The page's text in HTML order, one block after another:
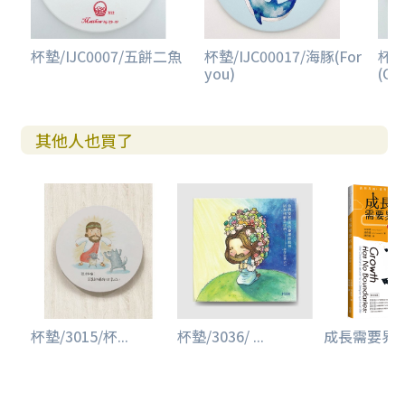
杯墊/IJC0007/五餅二魚 杯墊/IJC00017/海豚(For
you)
杯
其他人也買了
杯墊/3015/杯... 杯墊/3036/ ... 成長需要界